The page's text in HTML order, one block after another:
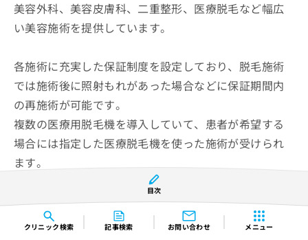
クリニック検索 記事検索 お問い合わせ メニュー
美容外科、美容皮膚科、二重整形、医療脱毛など幅広
い美容施術を提供しています。
各施術に充実した保証制度を設定しており、脱毛施術
では施術後に照射もれがあった場合などに保証期間内
の再施術が可能です。
複数の医療用脱毛機を導入していて、患者が希望する
場合には指定した医療脱毛機を使った施術が受けられ
ます。
医師カウンセリングは無料で受けられるので、施術に
ついての相談や質問もしやすいでしょう。
目次